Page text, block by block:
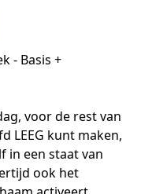
- Basis +
voor de rest van
LEEG kunt maken,
in een staat van
ook het